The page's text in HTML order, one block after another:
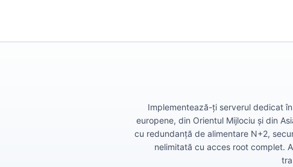
Implementează-ți serverul dedicat
europene, din Orientul Mijlociu și din
cu redundanță de alimentare N+2,
nelimitată cu acces root complet.